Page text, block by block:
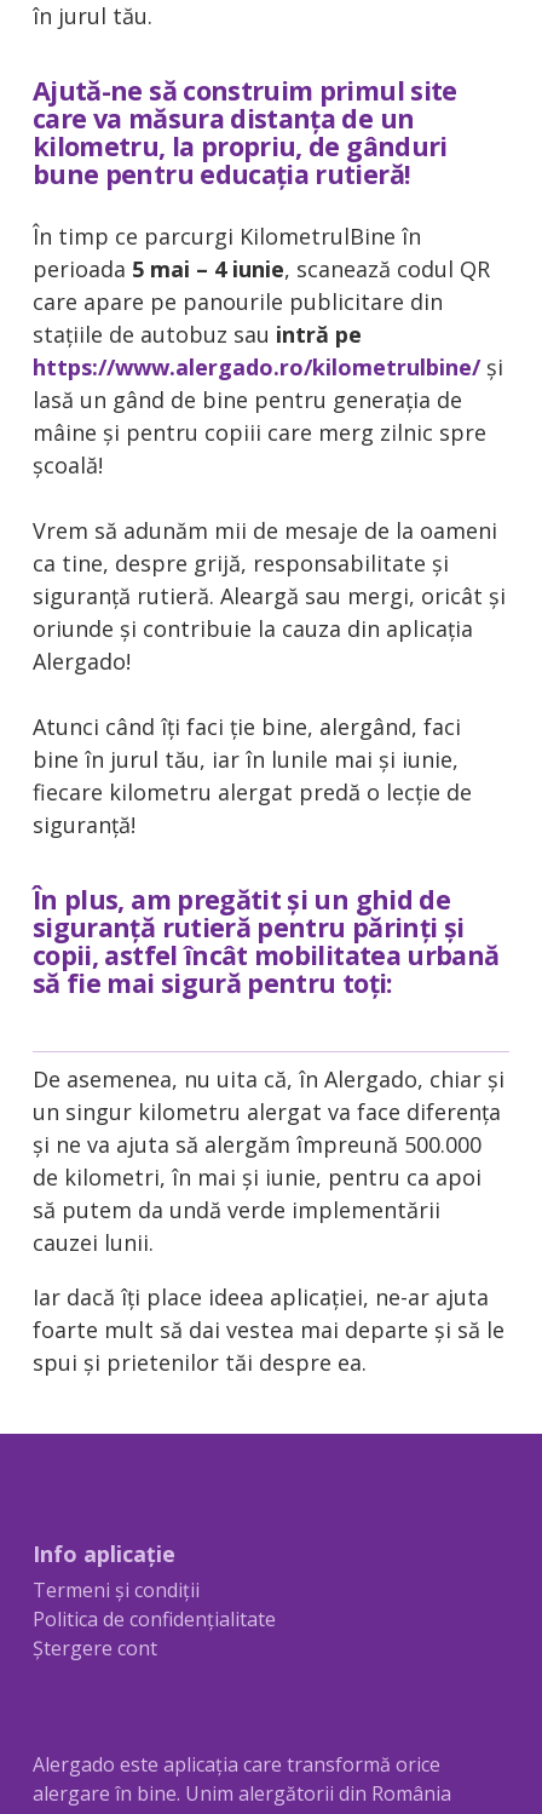
în jurul tău.
Ajută-ne să construim primul site
care va măsura distanța de un
kilometru, la propriu, de gânduri
bune pentru educația rutieră!
În timp ce parcurgi KilometrulBine în
perioada 5 mai – 4 iunie, scanează codul QR
care apare pe panourile publicitare din
stațiile de autobuz sau intră pe
https://www.alergado.ro/kilometrulbine/ și
lasă un gând de bine pentru generația de
mâine și pentru copiii care merg zilnic spre
școală!
Vrem să adunăm mii de mesaje de la oameni
ca tine, despre grijă, responsabilitate și
siguranță rutieră. Aleargă sau mergi, oricât și
oriunde și contribuie la cauza din aplicația
Alergado!
Atunci când îți faci ție bine, alergând, faci
bine în jurul tău, iar în lunile mai și iunie,
fiecare kilometru alergat predă o lecție de
siguranță!
În plus, am pregătit și un ghid de
siguranță rutieră pentru părinți și
copii, astfel încât mobilitatea urbană
să fie mai sigură pentru toți:
De asemenea, nu uita că, în Alergado, chiar și
un singur kilometru alergat va face diferența
și ne va ajuta să alergăm împreună 500.000
de kilometri, în mai și iunie, pentru ca apoi
să putem da undă verde implementării
cauzei lunii.
Iar dacă îți place ideea aplicației, ne-ar ajuta
foarte mult să dai vestea mai departe și să le
spui și prietenilor tăi despre ea.
Alergado este aplicația care transformă orice
alergare în bine. Unim alergătorii din România
Info aplicație
Termeni și condiții
Politica de confidențialitate
Ștergere cont